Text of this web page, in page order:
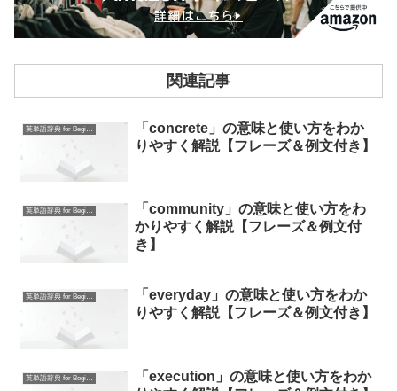
関連記事
英単語辞典 for Beginners
「concrete」の意味と使い方をわか
りやすく解説【フレーズ＆例文付き】
英単語辞典 for Beginners
「community」の意味と使い方をわ
かりやすく解説【フレーズ＆例文付
き】
英単語辞典 for Beginners
「everyday」の意味と使い方をわか
りやすく解説【フレーズ＆例文付き】
英単語辞典 for Beginners
「execution」の意味と使い方をわか